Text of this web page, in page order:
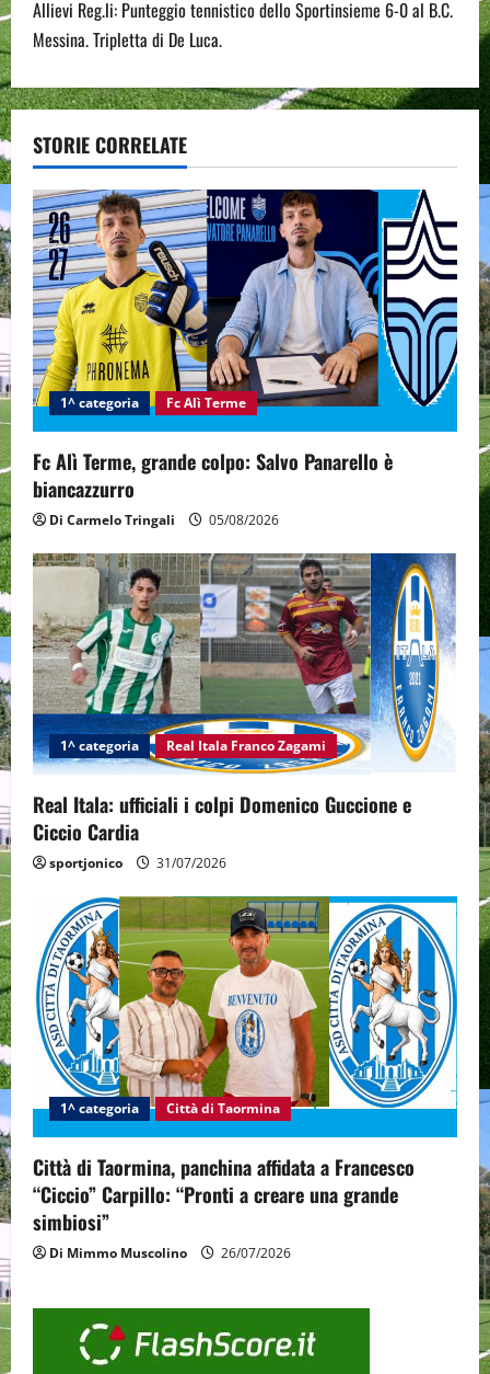
n
a
v
i
g
a
t
i
o
n
Allievi Reg.li: Punteggio tennistico dello Sportinsieme 6-0 al B.C.
Messina. Tripletta di De Luca.
STORIE CORRELATE
1^ categoria Fc Alì Terme
Fc Alì Terme, grande colpo: Salvo Panarello è
biancazzurro
Di Carmelo Tringali 05/08/2026
1^ categoria Real Itala Franco Zagami
Real Itala: ufficiali i colpi Domenico Guccione e
Ciccio Cardia
sportjonico 31/07/2026
1^ categoria Città di Taormina
Città di Taormina, panchina affidata a Francesco
“Ciccio” Carpillo: “Pronti a creare una grande
simbiosi”
Di Mimmo Muscolino 26/07/2026